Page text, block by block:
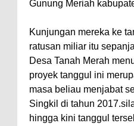
Gunung Meriah
Kunjungan mereka ke
ratusan miliar itu
Desa Tanah Merah
proyek tanggul ini
masa beliau menjabat
Singkil di tahun
hingga kini tanggul